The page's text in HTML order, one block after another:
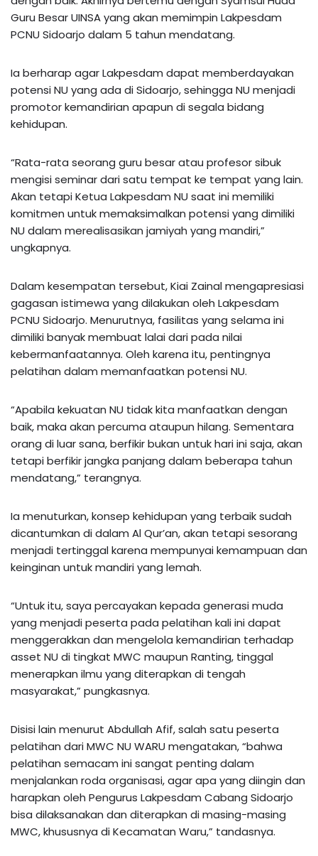
Guru Besar UINSA yang akan memimpin Lakpesdam
PCNU Sidoarjo dalam 5 tahun mendatang.
Ia berharap agar Lakpesdam dapat memberdayakan
potensi NU yang ada di Sidoarjo, sehingga NU menjadi
promotor kemandirian apapun di segala bidang
kehidupan.
“Rata-rata seorang guru besar atau profesor sibuk
mengisi seminar dari satu tempat ke tempat yang lain.
Akan tetapi Ketua Lakpesdam NU saat ini memiliki
komitmen untuk memaksimalkan potensi yang dimiliki
NU dalam merealisasikan jamiyah yang mandiri,”
ungkapnya.
Dalam kesempatan tersebut, Kiai Zainal mengapresiasi
gagasan istimewa yang dilakukan oleh Lakpesdam
PCNU Sidoarjo. Menurutnya, fasilitas yang selama ini
dimiliki banyak membuat lalai dari pada nilai
kebermanfaatannya. Oleh karena itu, pentingnya
pelatihan dalam memanfaatkan potensi NU.
“Apabila kekuatan NU tidak kita manfaatkan dengan
baik, maka akan percuma ataupun hilang. Sementara
orang di luar sana, berfikir bukan untuk hari ini saja, akan
tetapi berfikir jangka panjang dalam beberapa tahun
mendatang,” terangnya.
Ia menuturkan, konsep kehidupan yang terbaik sudah
dicantumkan di dalam Al Qur’an, akan tetapi sesorang
menjadi tertinggal karena mempunyai kemampuan dan
keinginan untuk mandiri yang lemah.
“Untuk itu, saya percayakan kepada generasi muda
yang menjadi peserta pada pelatihan kali ini dapat
menggerakkan dan mengelola kemandirian terhadap
asset NU di tingkat MWC maupun Ranting, tinggal
menerapkan ilmu yang diterapkan di tengah
masyarakat,” pungkasnya.
Disisi lain menurut Abdullah Afif, salah satu peserta
pelatihan dari MWC NU WARU mengatakan, “bahwa
pelatihan semacam ini sangat penting dalam
menjalankan roda organisasi, agar apa yang diingin dan
harapkan oleh Pengurus Lakpesdam Cabang Sidoarjo
bisa dilaksanakan dan diterapkan di masing-masing
MWC, khususnya di Kecamatan Waru,” tandasnya.